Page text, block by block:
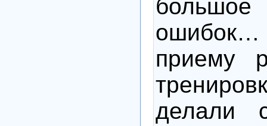
ошибок…
приему
делали